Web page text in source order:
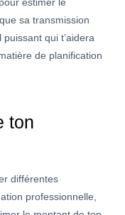
sa transmission
qui t’aidera
de planification
ton
différentes
professionnelle,